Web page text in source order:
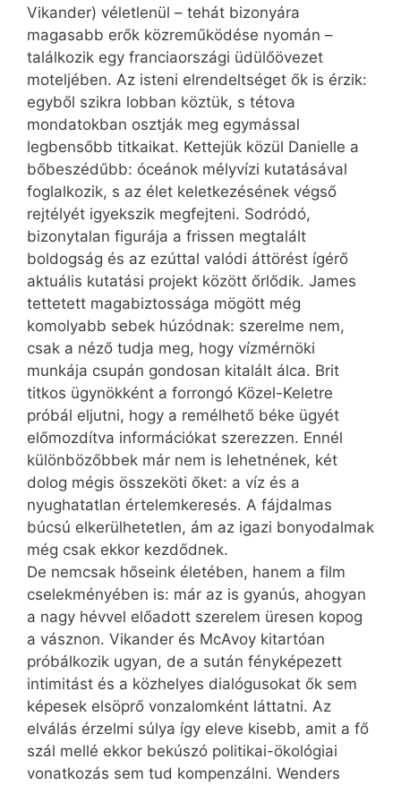
Vikander) véletlenül – tehát bizonyára
magasabb erők közreműködése nyomán –
találkozik egy franciaországi üdülőövezet
moteljében. Az isteni elrendeltséget ők is érzik:
egyből szikra lobban köztük, s tétova
mondatokban osztják meg egymással
legbensőbb titkaikat. Kettejük közül Danielle a
bőbeszédűbb: óceánok mélyvízi kutatásával
foglalkozik, s az élet keletkezésének végső
rejtélyét igyekszik megfejteni. Sodródó,
bizonytalan figurája a frissen megtalált
boldogság és az ezúttal valódi áttörést ígérő
aktuális kutatási projekt között őrlődik. James
tettetett magabiztossága mögött még
komolyabb sebek húzódnak: szerelme nem,
csak a néző tudja meg, hogy vízmérnöki
munkája csupán gondosan kitalált álca. Brit
titkos ügynökként a forrongó Közel-Keletre
próbál eljutni, hogy a remélhető béke ügyét
előmozdítva információkat szerezzen. Ennél
különbözőbbek már nem is lehetnének, két
dolog mégis összeköti őket: a víz és a
nyughatatlan értelemkeresés. A fájdalmas
búcsú elkerülhetetlen, ám az igazi bonyodalmak
még csak ekkor kezdődnek.
De nemcsak hőseink életében, hanem a film
cselekményében is: már az is gyanús, ahogyan
a nagy hévvel előadott szerelem üresen kopog
a vásznon. Vikander és McAvoy kitartóan
próbálkozik ugyan, de a sután fényképezett
intimitást és a közhelyes dialógusokat ők sem
képesek elsöprő vonzalomként láttatni. Az
elválás érzelmi súlya így eleve kisebb, amit a fő
szál mellé ekkor bekúszó politikai-ökológiai
vonatkozás sem tud kompenzálni. Wenders